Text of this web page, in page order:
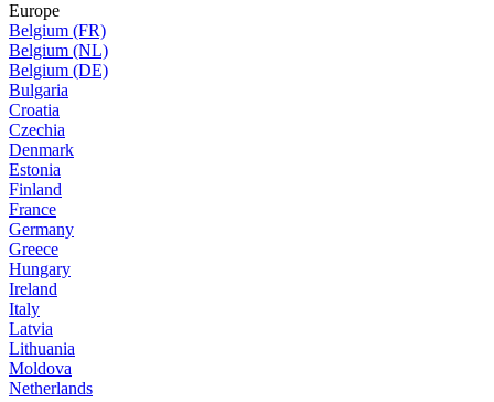
Europe
Belgium (FR)
Belgium (NL)
Belgium (DE)
Bulgaria
Croatia
Czechia
Denmark
Estonia
Finland
France
Germany
Greece
Hungary
Ireland
Italy
Latvia
Lithuania
Moldova
Netherlands